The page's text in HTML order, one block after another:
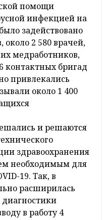
помощи
инфекцией на
задействовано
около 2 580 врачей,
медработников,
контактных бригад
привлекались
около 1 400
и решаются
здравоохранения
необходимым для
19. Так, в
расширилась
диагностики
в работу 4